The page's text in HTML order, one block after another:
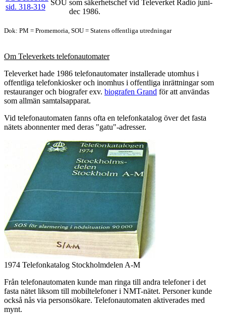
sid. 318-319
SOU som säkerhetschef vid Televerket Radio juni-
dec 1986.
Dok: PM = Promemoria, SOU = Statens offentliga utredningar
Om Televerkets telefonautomater
Televerket hade 1986 telefonautomater installerade utomhus i
offentliga telefonkiosker och inomhus i offentliga inrättningar som
restauranger och biografer exv. biografen Grand för att användas
som allmän samtalsapparat.
Vid telefonautomaten fanns ofta en telefonkatalog över det fasta
nätets abonnenter med deras "gatu"-adresser.
1974 Telefonkatalog Stockholmdelen A-M
Från telefonautomaten kunde man ringa till andra telefoner i det
fasta nätet liksom till mobiltelefoner i NMT-nätet. Personer kunde
också nås via personsökare. Telefonautomaten aktiverades med
mynt.